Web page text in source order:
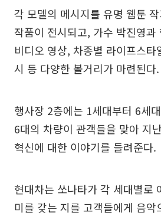
각 모델의 메시지를 유명 웹툰
작품이 전시되고, 가수 박진영과
비디오 영상, 차종별 라이프스타
시 등 다양한 볼거리가 마련된다.
행사장 2층에는 1세대부터 6세
6대의 차량이 관객들을 맞아 지
혁신에 대한 이야기를 들려준다.
현대차는 쏘나타가 각 세대별로
미를 갖는 지를 고객들에게 음악